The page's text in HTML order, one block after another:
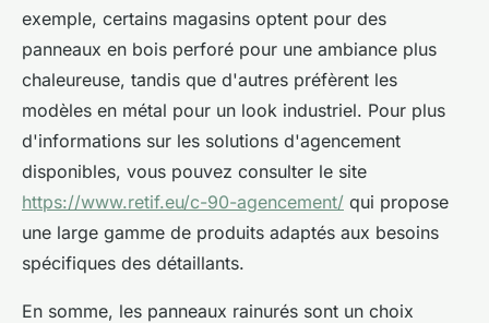
exemple, certains magasins optent pour des
panneaux en bois perforé pour une ambiance plus
chaleureuse, tandis que d'autres préfèrent les
modèles en métal pour un look industriel. Pour plus
d'informations sur les solutions d'agencement
disponibles, vous pouvez consulter le site
https://www.retif.eu/c-90-agencement/ qui propose
une large gamme de produits adaptés aux besoins
spécifiques des détaillants.
En somme, les panneaux rainurés sont un choix